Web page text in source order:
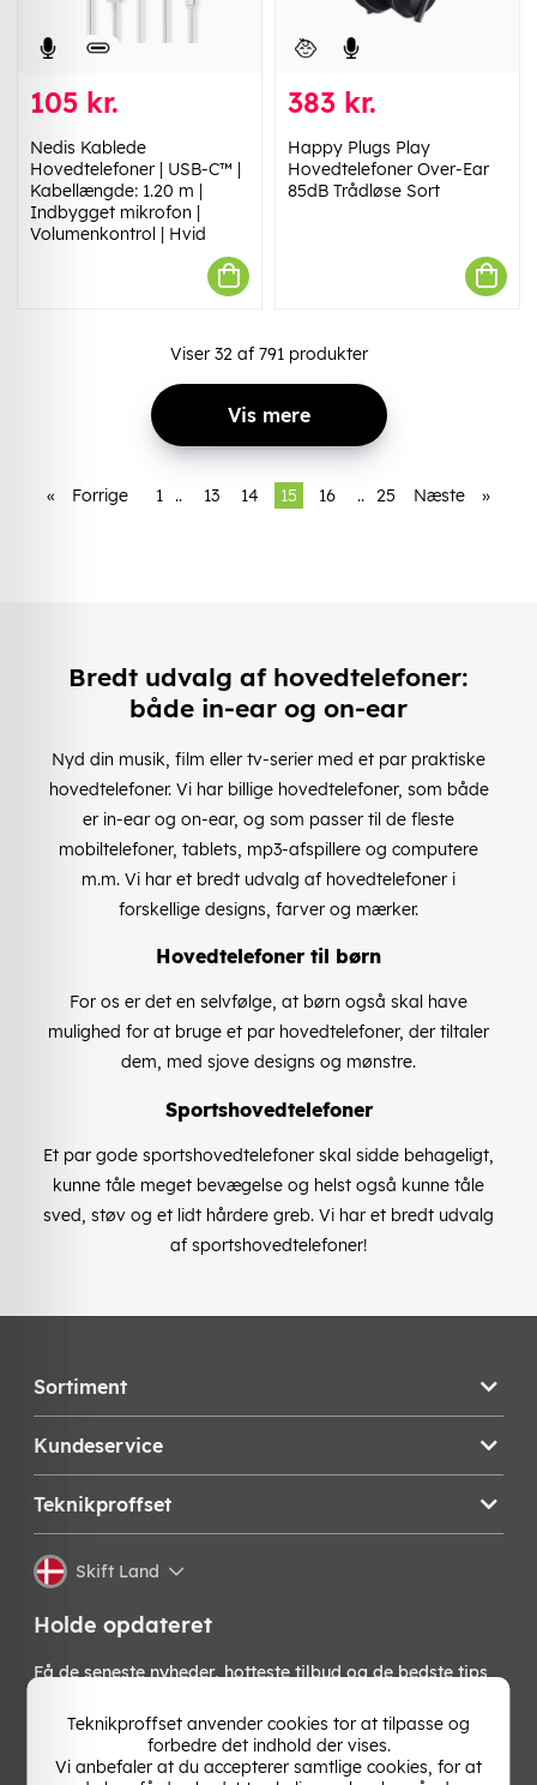
105 kr.
Nedis Kablede
Hovedtelefoner | USB-C™ |
Kabellængde: 1.20 m |
Indbygget mikrofon |
Volumenkontrol | Hvid
383 kr.
Happy Plugs Play
Hovedtelefoner Over-Ear
85dB Trådløse Sort
Viser 32af 791produkter
Vis mere
« Forrige 1 .. 13 14 15 16 .. 25 Næste »
Bredt udvalg af hovedtelefoner:
både in-ear og on-ear
Nyd din musik, film eller tv-serier med et par praktiske
hovedtelefoner. Vi har billige hovedtelefoner, som både
er in-ear og on-ear, og som passer til de fleste
mobiltelefoner, tablets, mp3-afspillere og computere
m.m. Vi har et bredt udvalg af hovedtelefoner i
forskellige designs, farver og mærker.
Hovedtelefoner til børn
For os er det en selvfølge, at børn også skal have
mulighed for at bruge et par hovedtelefoner, der tiltaler
dem, med sjove designs og mønstre.
Sportshovedtelefoner
Et par gode sportshovedtelefoner skal sidde behageligt,
kunne tåle meget bevægelse og helst også kunne tåle
sved, støv og et lidt hårdere greb. Vi har et bredt udvalg
af sportshovedtelefoner!
Sortiment
Kundeservice
Teknikproffset
Skift Land
Holde opdateret
Få de seneste nyheder, hotteste tilbud og de bedste tips
nyhedsbrev!
OK
Teknikproffset anvender cookies tor at tilpasse og
forbedre det indhold der vises.
Vi anbefaler at du accepterer samtlige cookies, for at